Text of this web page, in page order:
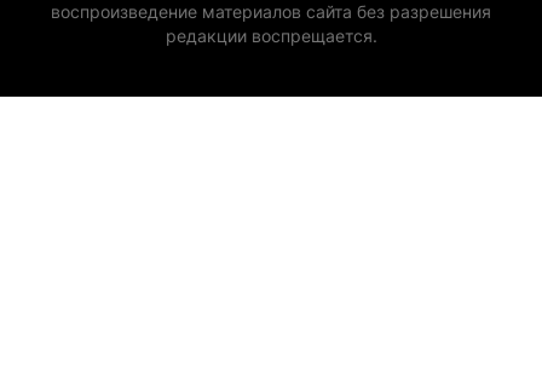
воспроизведение материалов сайта без разрешения
редакции воспрещается.